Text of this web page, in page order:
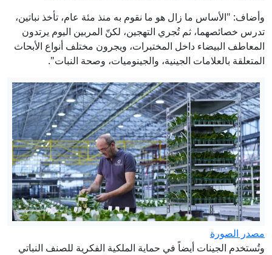
وأضاف: "الأساس ما زال هو ما نقوم به منذ مئة عام، تأخذ نباتين،
تدرس خصائصهما، ثم تُجري التهجين، لكنّ المربين اليوم يرتدون
المعاطف البيضاء داخل المختبرات، ويجرون مختلف أنواع الأبحاث
المتعلقة بالعلامات الجينية، والجينوميات، وصحة النبات".
مصدر الصورة
وتُستخدم الجينات أيضاً في حماية الملكية الفكرية للصنف النباتي